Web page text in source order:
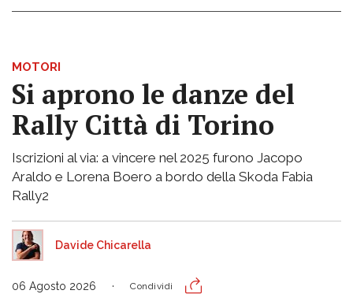
MOTORI
Si aprono le danze del
Rally Città di Torino
Iscrizioni al via: a vincere nel 2025 furono Jacopo
Araldo e Lorena Boero a bordo della Skoda Fabia
Rally2
Davide Chicarella
06 Agosto 2026 Condividi